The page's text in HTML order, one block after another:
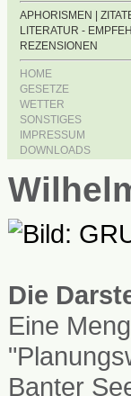
APHORISMEN |
LITERATUR -
REZENSIONEN
HOME
GESETZE
WETTER
SONSTIGES
IMPRESSUM
DOWNLOADS
Die
Eine
Banter